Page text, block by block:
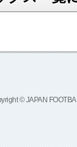
© JAPAN